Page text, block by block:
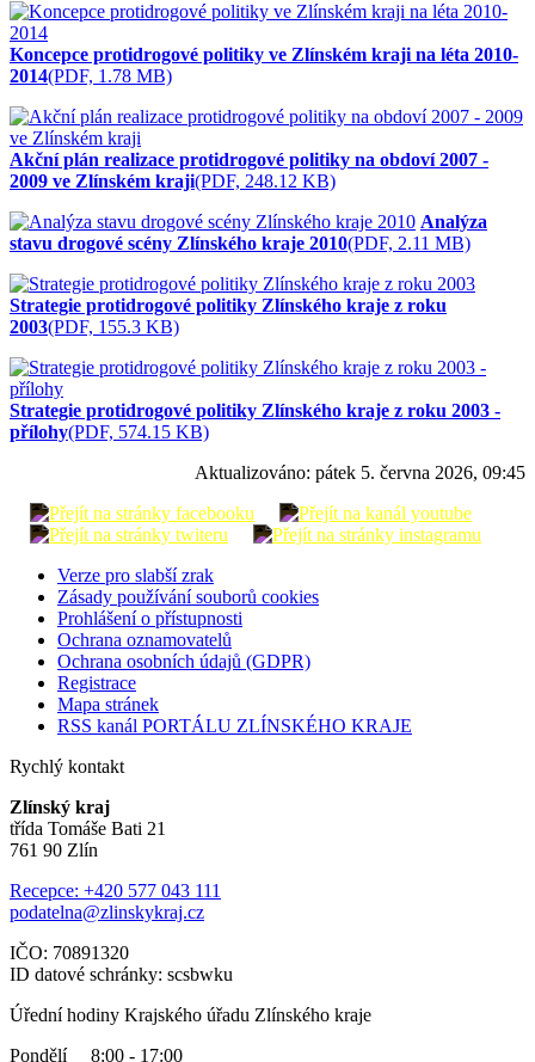
Koncepce protidrogové politiky ve Zlínském kraji na léta 2010-
2014(PDF, 1.78 MB)
Akční plán realizace protidrogové politiky na obdoví 2007 -
2009 ve Zlínském kraji(PDF, 248.12 KB)
Analýza
stavu drogové scény Zlínského kraje 2010(PDF, 2.11 MB)
Strategie protidrogové politiky Zlínského kraje z roku
2003(PDF, 155.3 KB)
Strategie protidrogové politiky Zlínského kraje z roku 2003 -
přílohy(PDF, 574.15 KB)
Aktualizováno: pátek 5. června 2026, 09:45
Verze pro slabší zrak
Zásady používání souborů cookies
Prohlášení o přístupnosti
Ochrana oznamovatelů
Ochrana osobních údajů (GDPR)
Registrace
Mapa stránek
RSS kanál PORTÁLU ZLÍNSKÉHO KRAJE
Rychlý kontakt
Zlínský kraj
třída Tomáše Bati 21
761 90 Zlín
Recepce: +420 577 043 111
podatelna@zlinskykraj.cz
IČO: 70891320
ID datové schránky: scsbwku
Úřední hodiny Krajského úřadu Zlínského kraje
Pondělí 8:00 - 17:00